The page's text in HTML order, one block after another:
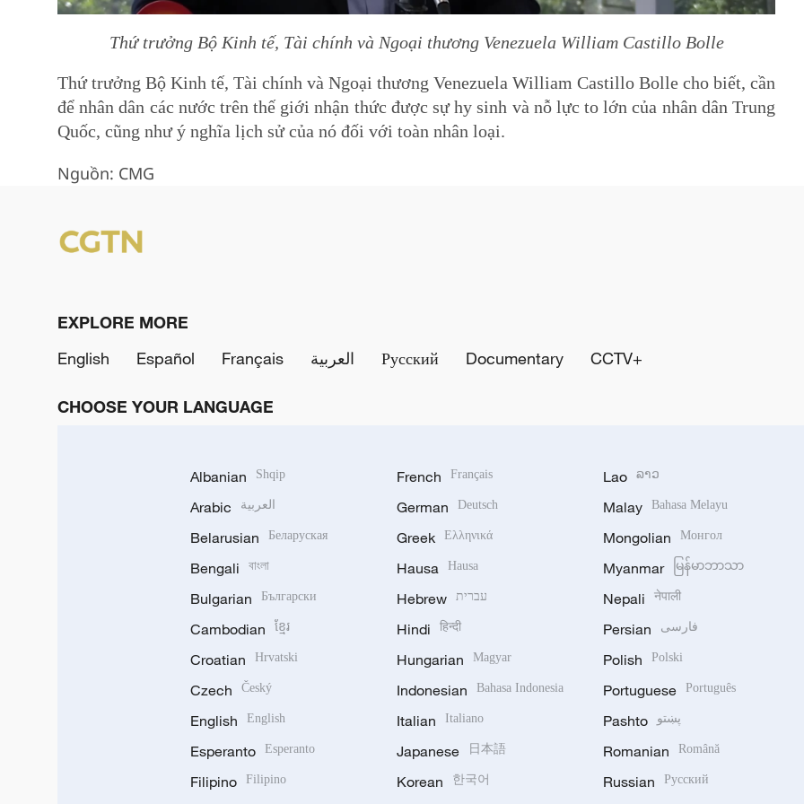
Thứ trưởng Bộ Kinh tế, Tài chính và Ngoại thương Venezuela William Castillo Bolle
Thứ trưởng Bộ Kinh tế, Tài chính và Ngoại thương Venezuela William Castillo Bolle cho biết, cần
để nhân dân các nước trên thế giới nhận thức được sự hy sinh và nỗ lực to lớn của nhân dân Trung
Quốc, cũng như ý nghĩa lịch sử của nó đối với toàn nhân loại.
Nguồn: CMG
EXPLORE MORE
English
Español Français العربية Русский Documentary CCTV+
CHOOSE YOUR LANGUAGE
Albanian Shqip
Arabic العربية
Belarusian Беларуская
Bengali বাংলা
Bulgarian Български
Cambodian ខ្មែរ
Croatian Hrvatski
Czech Český
English English
Esperanto Esperanto
Filipino Filipino
French Français
German Deutsch
Greek Ελληνικά
Hausa Hausa
Hebrew עברית
Hindi हिन्दी
Hungarian Magyar
Indonesian Bahasa Indonesia
Italian Italiano
Japanese 日本語
Korean 한국어
Lao ລາວ
Malay Bahasa Melayu
Mongolian Монгол
Myanmar မြန်မာဘာသာ
Nepali नेपाली
Persian فارسی
Polish Polski
Portuguese Português
Pashto پښتو
Romanian Română
Russian Русский